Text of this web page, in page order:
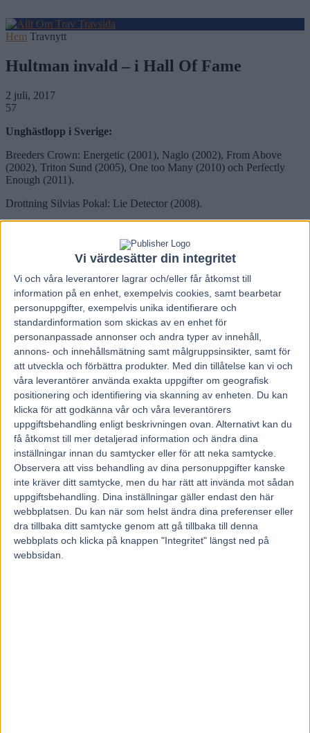
Vi värdesätter din integritet
Vi och våra leverantorer lagrar och/eller får åtkomst till
information på en enhet, exempelvis cookies, samt bearbetar
personuppgifter, exempelvis unika identifierare och
standardinformation som skickas av en enhet för
personanpassade annonser och andra typer av innehåll,
annons- och innehållsmätning samt målgruppsinsikter, samt för
att utveckla och förbättra produkter. Med din tillåtelse kan vi och
våra leverantörer använda exakta uppgifter om geografisk
positionering och identifiering via skanning av enheten. Du kan
klicka för att godkänna vår och våra leverantörers
uppgiftsbehandling enligt beskrivningen ovan. Alternativt kan du
få åtkomst till mer detaljerad information och ändra dina
inställningar innan du samtycker eller för att neka samtycke.
Observera att viss behandling av dina personuppgifter kanske
inte kräver ditt samtycke, men du har rätt att invända mot sådan
uppgiftsbehandling. Dina inställningar gäller endast den här
webbplatsen. Du kan när som helst ändra dina preferenser eller
dra tillbaka ditt samtycke genom att gå tillbaka till denna
webbplats och klicka på knappen "Integritet" längst ned på
webbsidan.
Hem Travnytt
Hultman invald – i Hall Of Fame
2 juli, 2017
57
Unghästlopp i Sverige:
Breeders Crown: Energetic (2001), Naglo (2002), From Above
(2002), Triton Sund (2005), One too Many (2010) och Perfectly
Enough (2011).
Drottning Silvias Pokal: Lie Detector (2008).
Färjestads Nordiska Treåringspris: Kenvil (1983, Kaj Widell körde).
Guldstoet: Lie Detector (2007).
Eskilstunas Fyraåringstest: Naglo (2003) och Intoxicated (2005).
Fyraåringseliten: From Above (2002), Calvin Capar (2003),
Orecchietti (2011) och Panne de Moteur (2012).
Solvalla Grand Prix: Naglo (2003) och Intoxicated (2005).
Sprintermästaren: Calvin Capar (2003), Gentleman (2004) och
Orecchietti (2011).
Stochampionatet: Pine Dust (2002) och Lie Detector (2008).
Svenskt Travderby: From Above (2002) och Maharajah (2009)
Svenskt Travkriterium: From Above (2001), Jaded (2005) och
Maharajah (2008).
Svenskt Trav-Oaks: Pine Dust (2001)
Treåringseliten: Rolling Stones (2013).